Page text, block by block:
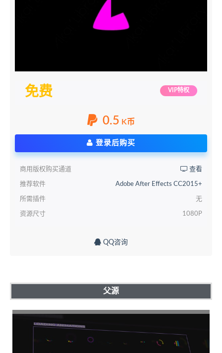
免费 VIP特权
0.5 K币
登录后购买
商用版权购买通道 查看
推荐软件 Adobe After Effects CC2015+
所需插件 无
资源尺寸 1080P
QQ咨询
父源